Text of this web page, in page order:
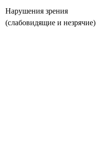
Нарушения зрения
(слабовидящие и незрячие)